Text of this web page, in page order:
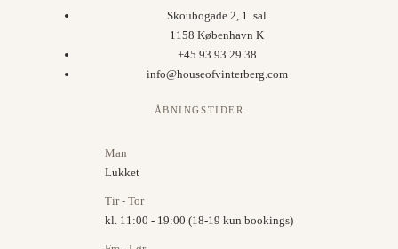
Skoubogade 2, 1. sal
1158 København K
+45 93 93 29 38
info@houseofvinterberg.com
ÅBNINGSTIDER
Man
Lukket
Tir - Tor
kl. 11:00 - 19:00 (18-19 kun bookings)